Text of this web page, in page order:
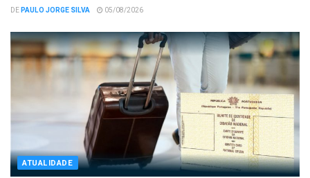
DEPAULO JORGE SILVA 05/08/2026
ATUALIDADE